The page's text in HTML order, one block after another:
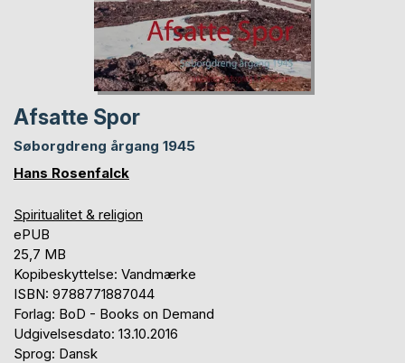
Afsatte Spor
Søborgdreng årgang 1945
Hans Rosenfalck
Spiritualitet & religion
ePUB
25,7 MB
Kopibeskyttelse: Vandmærke
ISBN: 9788771887044
Forlag: BoD - Books on Demand
Udgivelsesdato: 13.10.2016
Sprog: Dansk